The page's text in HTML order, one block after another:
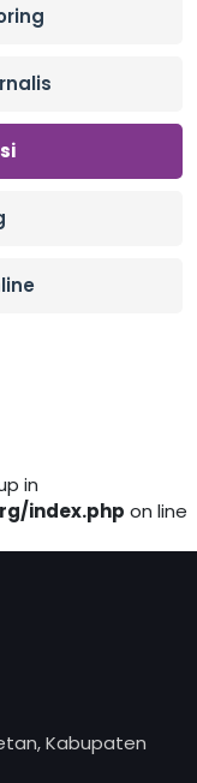
in
index.php on line
Kabupaten